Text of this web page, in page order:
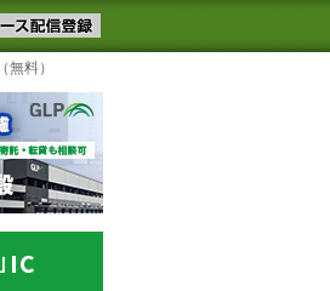
流ニュースメール配信を登録す
テーマ
無料）